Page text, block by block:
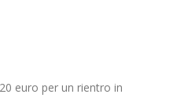
euro per un rientro in